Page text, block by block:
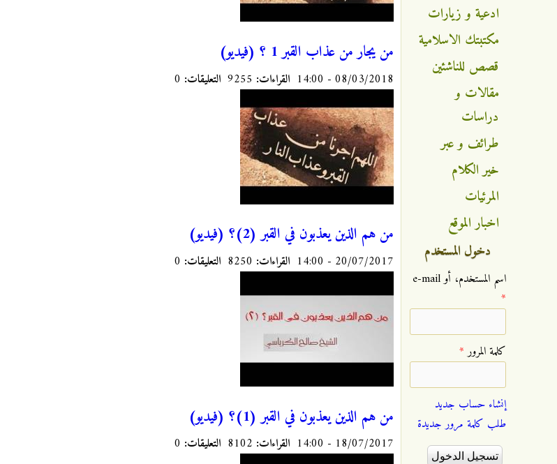
من يجار من عذاب القبر 1 ؟ (فيديو)
08/03/2018 - 14:00 القراءات: التعليقات:
من هم الذين يعذبون في القبر (2)؟ (فيديو)
20/07/2017 - 14:00 القراءات: التعليقات:
من هم الذين يعذبون في القبر (1)؟ (فيديو)
18/07/2017 - 14:00 القراءات: التعليقات:
ادعية و زيارات
مكتبتك الاسلامية
قصص للناشئين
مقالات و
دراسات
طرائف و عبر
خير الكلام
المرئيات
اخبار الموقع
دخول المستخدم
‏اسم المستخدم، أو e-mail
*
‏كلمة المرور ‏*
إنشاء حساب جديد
طلب كلمة مرور جديدة